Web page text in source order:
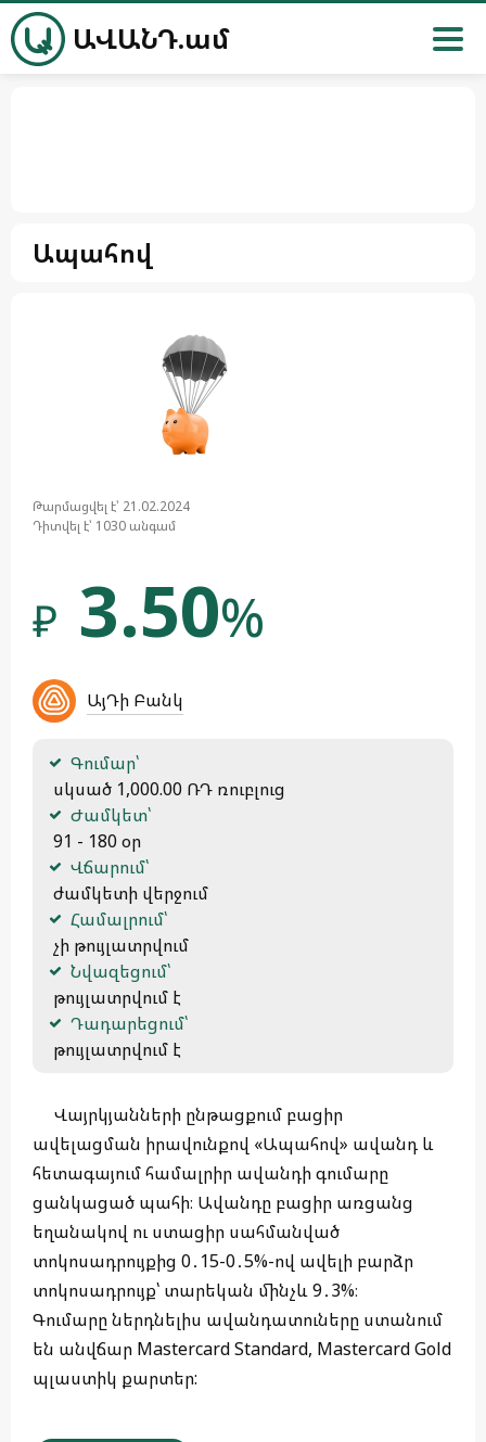
ԱՎԱՆԴ.ամ
Ապահով
Թարմացվել է՝ 21.02.2024
Դիտվել է՝ 1030 անգամ
₽ 3.50%
ԱյԴի Բանկ
Գումար՝
սկսած 1,000.00 ՌԴ ռուբլուց
Ժամկետ՝
91 - 180 օր
Վճարում՝
ժամկետի վերջում
Համալրում՝
չի թույլատրվում
Նվազեցում՝
թույլատրվում է
Դադարեցում՝
թույլատրվում է
Վայրկյանների ընթացքում բացիր
ավելացման իրավունքով «Ապահով» ավանդ և
հետագայում համալրիր ավանդի գումարը
ցանկացած պահի։ Ավանդը բացիր առցանց
եղանակով ու ստացիր սահմանված
տոկոսադրույքից 0․15-0․5%-ով ավելի բարձր
տոկոսադրույք՝ տարեկան մինչև 9․3%։
Գումարը ներդնելիս ավանդատուները ստանում
են անվճար Mastercard Standard, Mastercard Gold
պլաստիկ քարտեր: